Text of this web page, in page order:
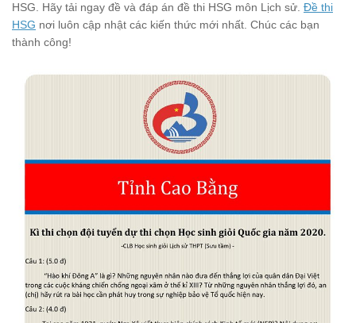
HSG. Hãy tải ngay đề và đáp án đề thi HSG môn Lịch sử. Đề thi
HSG nơi luôn cập nhật các kiến thức mới nhất. Chúc các bạn
thành công!